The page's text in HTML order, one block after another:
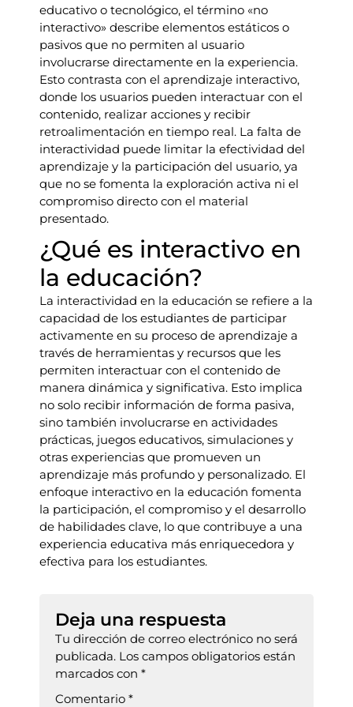
educativo o tecnológico, el término «no
interactivo» describe elementos estáticos o
pasivos que no permiten al usuario
involucrarse directamente en la experiencia.
Esto contrasta con el aprendizaje interactivo,
donde los usuarios pueden interactuar con el
contenido, realizar acciones y recibir
retroalimentación en tiempo real. La falta de
interactividad puede limitar la efectividad del
aprendizaje y la participación del usuario, ya
que no se fomenta la exploración activa ni el
compromiso directo con el material
presentado.
¿Qué es interactivo en
la educación?
La interactividad en la educación se refiere a la
capacidad de los estudiantes de participar
activamente en su proceso de aprendizaje a
través de herramientas y recursos que les
permiten interactuar con el contenido de
manera dinámica y significativa. Esto implica
no solo recibir información de forma pasiva,
sino también involucrarse en actividades
prácticas, juegos educativos, simulaciones y
otras experiencias que promueven un
aprendizaje más profundo y personalizado. El
enfoque interactivo en la educación fomenta
la participación, el compromiso y el desarrollo
de habilidades clave, lo que contribuye a una
experiencia educativa más enriquecedora y
efectiva para los estudiantes.
Deja una respuesta
Tu dirección de correo electrónico no será
publicada. Los campos obligatorios están
marcados con *
Comentario *